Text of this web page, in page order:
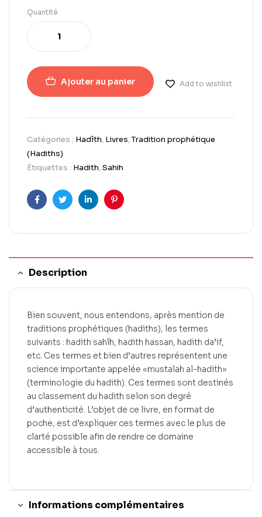
Quantité
Ajouter au panier Add to wishlist
Catégories : Hadîth, Livres,Tradition prophétique
(Hadiths)
Étiquettes : Hadith,Sahih
FacebookTwitterLinkedInPinterest
Description
Bien souvent, nous entendons, après mention de
traditions prophétiques (hadiths), les termes
suivants : hadith sahîh, hadith hassan, hadith da’if,
etc. Ces termes et bien d’autres représentent une
science importante appelée «mustalah al-hadith»
(terminologie du hadith). Ces termes sont destinés
au classement du hadith selon son degré
d’authenticité. L’objet de ce livre, en format de
poche, est d’expliquer ces termes avec le plus de
clarté possible afin de rendre ce domaine
accessible à tous.
Informations complémentaires